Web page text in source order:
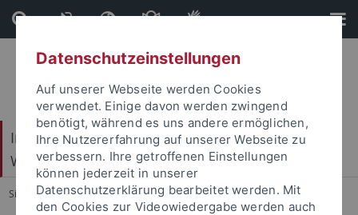
Direkt
zum
Inhalt
Direkt
zur
Fußleiste
Internationales Zentrum für Ethik in den
Wissenschaften (IZEW)
Sie sind hier: Startseite ... Das IZEW
Datenschutzeinstellungen
Auf unserer Webseite werden Cookies
verwendet. Einige davon werden zwingend
benötigt, während es uns andere ermöglichen,
Ihre Nutzererfahrung auf unserer Webseite zu
verbessern. Ihre getroffenen Einstellungen
können jederzeit in unserer
Datenschutzerklärung bearbeitet werden. Mit
den Cookies zur Videowiedergabe werden auch